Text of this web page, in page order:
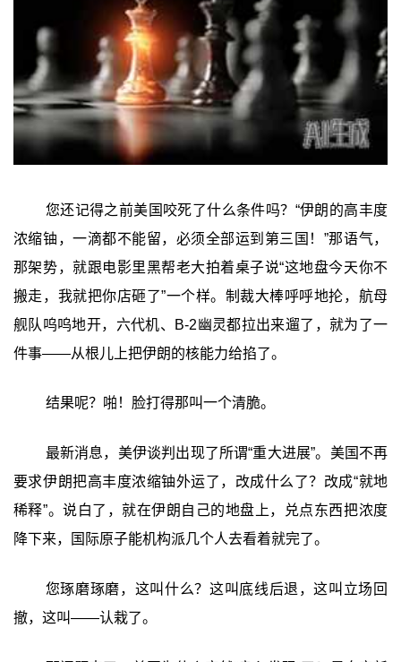
您还记得之前美国咬死了什么条件吗？“伊朗的高丰度
浓缩铀，一滴都不能留，必须全部运到第三国！”那语气，
那架势，就跟电影里黑帮老大拍着桌子说“这地盘今天你不
搬走，我就把你店砸了”一个样。制裁大棒呼呼地抡，航母
舰队呜呜地开，六代机、B-2幽灵都拉出来遛了，就为了一
件事——从根儿上把伊朗的核能力给掐了。
结果呢？啪！脸打得那叫一个清脆。
最新消息，美伊谈判出现了所谓“重大进展”。美国不再
要求伊朗把高丰度浓缩铀外运了，改成什么了？改成“就地
稀释”。说白了，就在伊朗自己的地盘上，兑点东西把浓度
降下来，国际原子能机构派几个人去看着就完了。
您琢磨琢磨，这叫什么？这叫底线后退，这叫立场回
撤，这叫——认栽了。